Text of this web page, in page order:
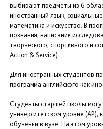
выбирают предметы из 6
иностранный язык,
математика и искусство. В
познания, написание
творческого, спортивного и
Action & Service).
Для иностранных студентов
программа английского как
Студенты старшей школы
университетском уровне (AP),
обучении в вузе. На этом